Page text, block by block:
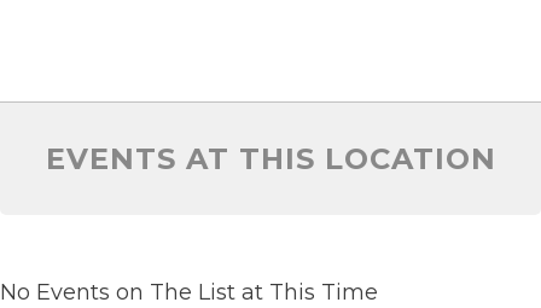
EVENTS AT THIS LOCATION
No Events on The List at This Time